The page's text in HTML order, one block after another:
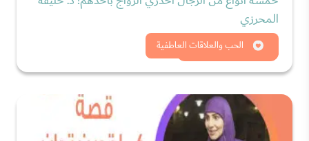
الحب والعلاقات العاطفية
المحرزي
شاهد الان